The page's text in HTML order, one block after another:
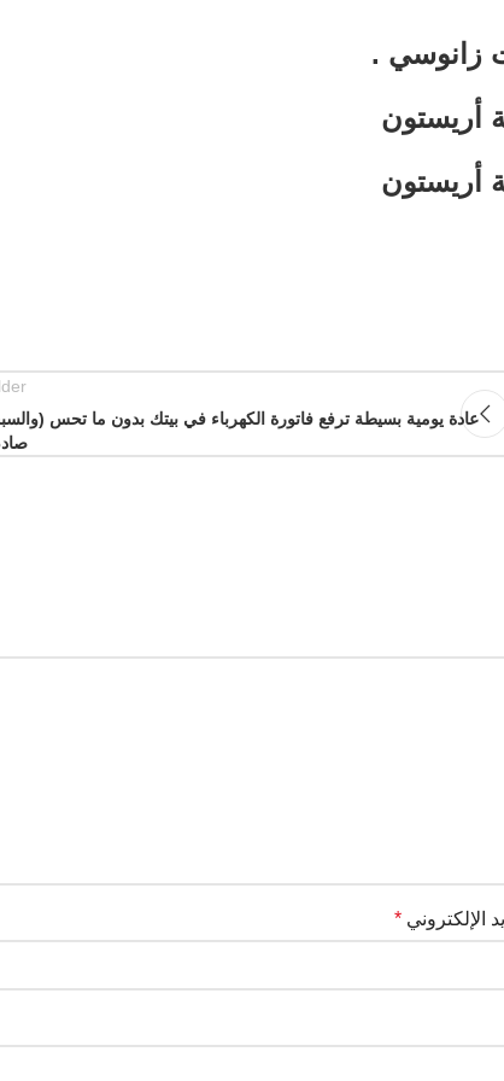
زانوسي .
عادة يومية بسيطة ترفع فاتورة الكهرباء في بيتك بدون ما تحس
الإلكتروني*